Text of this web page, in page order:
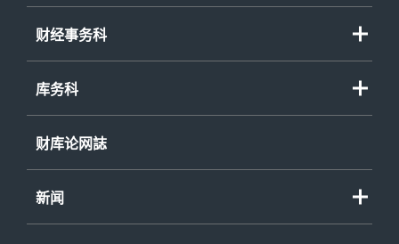
财经事务科
库务科
财库论网誌
新闻